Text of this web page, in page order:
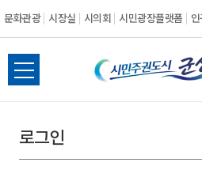
문화관광 시장실 시의회 시민광장플랫폼
시
전체메뉴 열기
로그인